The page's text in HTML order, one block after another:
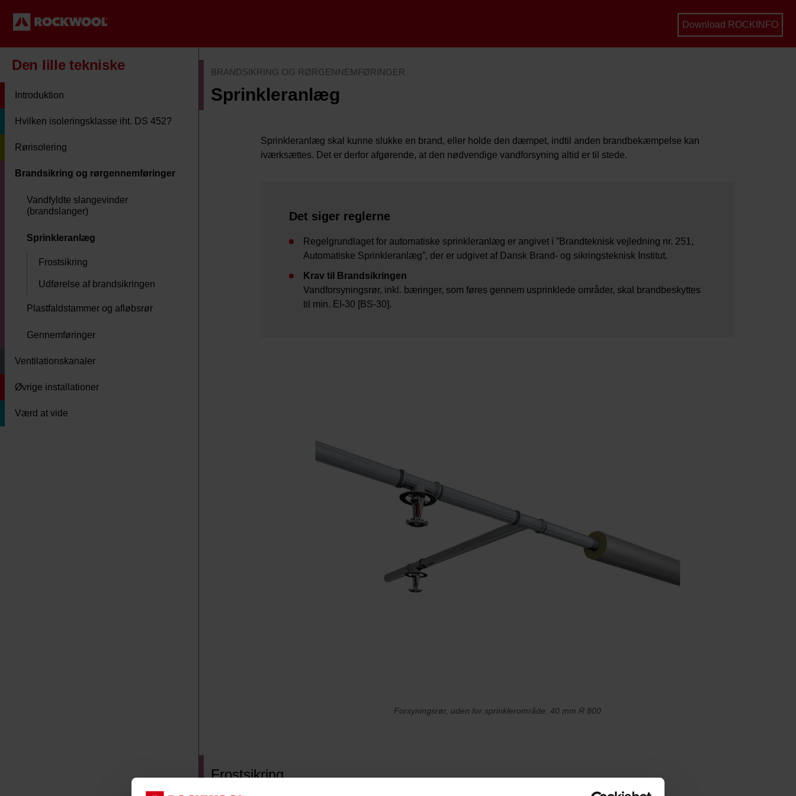
Download ROCKINFO
Den lille tekniske
Introduktion
Hvilken isoleringsklasse iht. DS 452?
Rørisolering
Brandsikring og rørgennemføringer
Vandfyldte slangevinder
(brandslanger)
Sprinkleranlæg
Frostsikring
Udførelse af brandsikringen
Plastfaldstammer og afløbsrør
Gennemføringer
Ventilationskanaler
Øvrige installationer
Værd at vide
BRANDSIKRING OG RØRGENNEMFØRINGER
Sprinkleranlæg
Sprinkleranlæg skal kunne slukke en brand, eller holde den dæmpet, indtil anden brandbekæmpelse kan
iværksættes. Det er derfor afgørende, at den nødvendige vandforsyning altid er til stede.
Det siger reglerne
Regelgrundlaget for automatiske sprinkleranlæg er angivet i ”Brandteknisk vejledning nr. 251,
Automatiske Sprinkleranlæg”, der er udgivet af Dansk Brand- og sikringsteknisk Institut.
Krav til Brandsikringen
Vandforsyningsrør, inkl. bæringer, som føres gennem usprinklede områder, skal brandbeskyttes
til min. EI-30 [BS-30].
Forsyningsrør, uden for sprinklerområde: 40 mm R 800
Frostsikring